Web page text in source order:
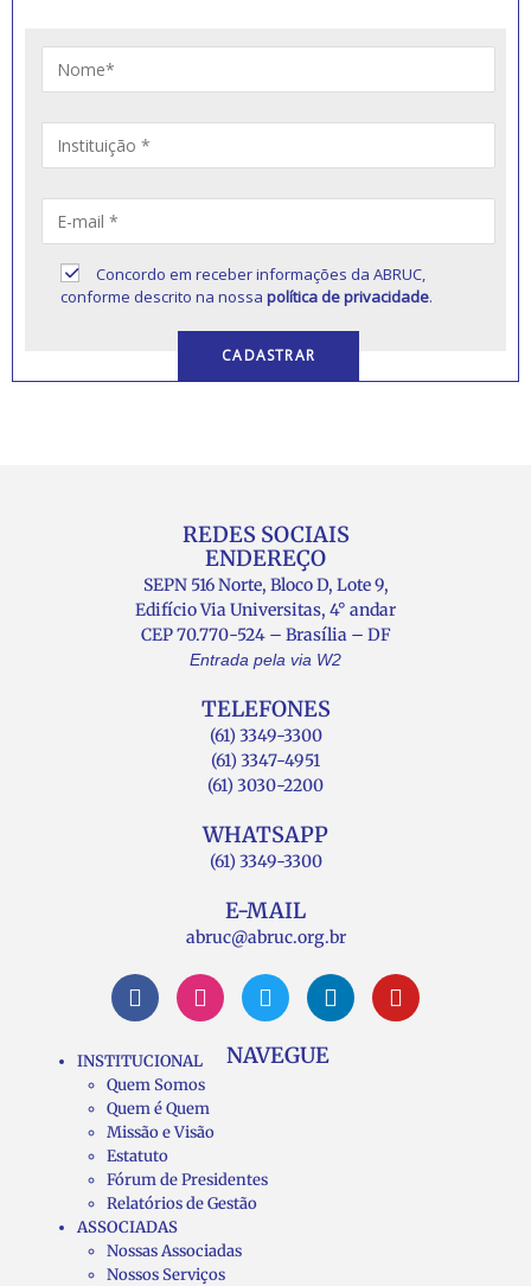
Concordo em receber informações da ABRUC,
conforme descrito na nossapolítica de privacidade.
REDES SOCIAIS
ENDEREÇO
SEPN 516 Norte, Bloco D, Lote 9,
Edifício Via Universitas, 4° andar
CEP 70.770-524 – Brasília – DF
Entrada pela via W2
TELEFONES
(61) 3349-3300
(61) 3347-4951
(61) 3030-2200
WHATSAPP
(61) 3349-3300
E-MAIL
abruc@abruc.org.br
NAVEGUE
INSTITUCIONAL
Quem Somos
Quem é Quem
Missão e Visão
Estatuto
Fórum de Presidentes
Relatórios de Gestão
ASSOCIADAS
Nossas Associadas
Nossos Serviços